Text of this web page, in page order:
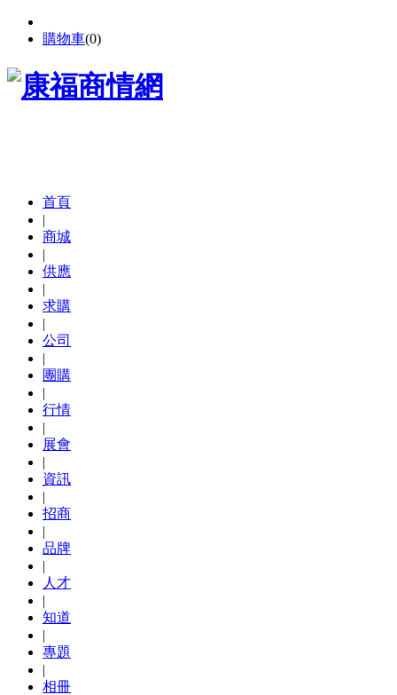
購物車(0)
首頁
|
商城
|
供應
|
求購
|
公司
|
團購
|
行情
|
展會
|
資訊
|
招商
|
品牌
|
人才
|
知道
|
專題
|
相冊